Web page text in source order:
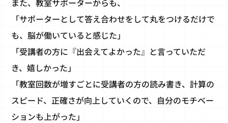
また、教室サポーターからも、
「サポーターとして答え合わせをして丸をつけるだけで
も、脳が働いていると感じた」
「受講者の方に『出会えてよかった』と言っていただ
き、嬉しかった」
「教室回数が増すごとに受講者の方の読み書き、計算の
スピード、正確さが向上していくので、自分のモチベー
ションも上がった」